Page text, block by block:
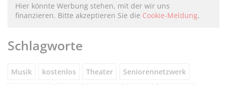
Hier könnte Werbung stehen, mit der wir uns
finanzieren. Bitte akzeptieren Sie die Cookie-Meldung.
Schlagworte
Musik kostenlos Theater Seniorennetzwerk